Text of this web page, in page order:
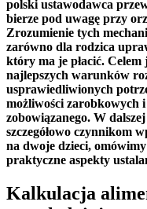
polski ustawodawca
bierze pod uwagę przy
Zrozumienie tych
zarówno dla rodzica
który ma je płacić.
najlepszych warunków
usprawiedliwionych
możliwości zarobkowych
zobowiązanego. W
szczegółowo czynnikom
na dwoje dzieci,
praktyczne aspekty
Kalkulacja